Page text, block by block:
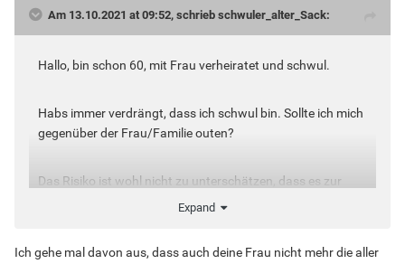
Am 13.10.2021 at 09:52, schrieb schwuler_alter_Sack:
Hallo, bin schon 60, mit Frau verheiratet und schwul.
Habs immer verdrängt, dass ich schwul bin. Sollte ich mich
gegenüber der Frau/Familie outen?
Das Risiko ist wohl nicht zu unterschätzen, dass es zur
Wem geht es auch so?
Expand
Ich gehe mal davon aus, dass auch deine Frau nicht mehr die aller